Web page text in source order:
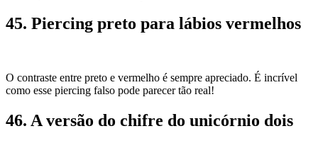
45. Piercing preto para lábios vermelhos
O contraste entre preto e vermelho é sempre apreciado. É incrível
como esse piercing falso pode parecer tão real!
46. ​​A versão do chifre do unicórnio dois